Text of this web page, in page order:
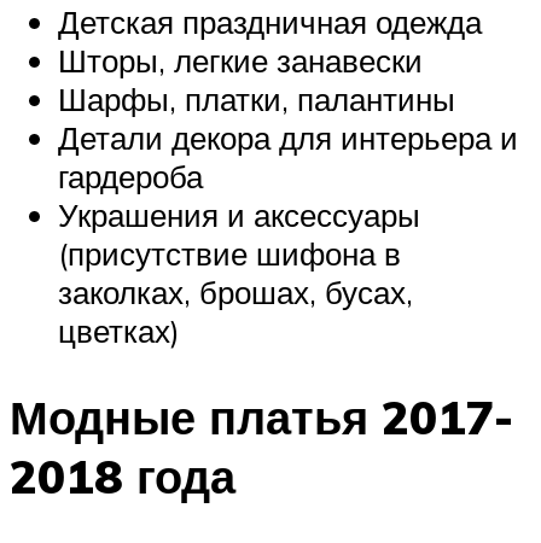
Детская праздничная одежда
Шторы, легкие занавески
Шарфы, платки, палантины
Детали декора для интерьера и
гардероба
Украшения и аксессуары
(присутствие шифона в
заколках, брошах, бусах,
цветках)
Модные платья 2017-
2018 года